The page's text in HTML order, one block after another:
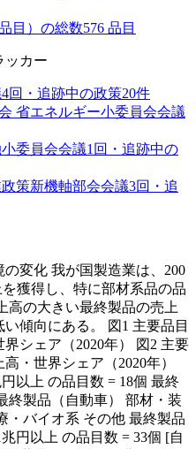
目）の総数576 品目
ッカー
4回・追跡中の政策20件
省エネルギー小委員会会議
委員会会議1 回・追跡中の
策新機軸部会会議3回・追
変化 我が国製造業は、200
獲得し、特に部材系品の品
高の大きい最終製品の売上
傾向にある。 図1 主要品目
シェア（2020年） 図2 主要
・世界シェア（2020年）
以上 の品目数 = 18個 最終
終製品（自動車） 部材・装
・バイオ系 その他 最終製品
円以上 の品目数 = 33個 [自